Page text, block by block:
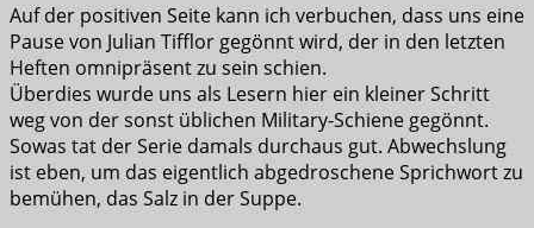
Auf der positiven Seite kann ich verbuchen, dass uns eine
Pause von Julian Tifflor gegönnt wird, der in den letzten
Heften omnipräsent zu sein schien.
Überdies wurde uns als Lesern hier ein kleiner Schritt
weg von der sonst üblichen Military-Schiene gegönnt.
Sowas tat der Serie damals durchaus gut. Abwechslung
ist eben, um das eigentlich abgedroschene Sprichwort zu
bemühen, das Salz in der Suppe.